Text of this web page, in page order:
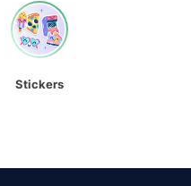
Stickers